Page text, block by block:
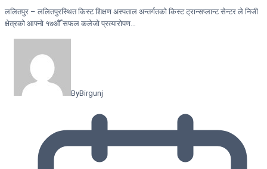
ललितपुर – ललितपुरस्थित किस्ट शिक्षण अस्पताल अन्तर्गतको किस्ट ट्रान्सप्लान्ट सेन्टर ले निजी
क्षेत्रको आफ्नो १७औँ सफल कलेजो प्रत्यारोपण…
ByBirgunj